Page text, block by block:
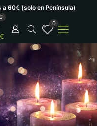
60€ (solo en Península)
0
0